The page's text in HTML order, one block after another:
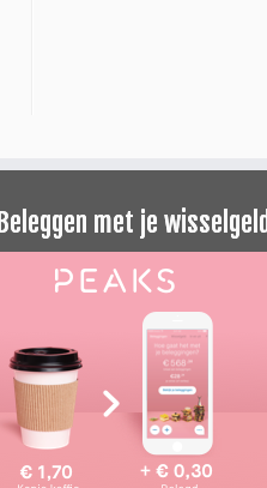
Beleggen met je wisselgeld